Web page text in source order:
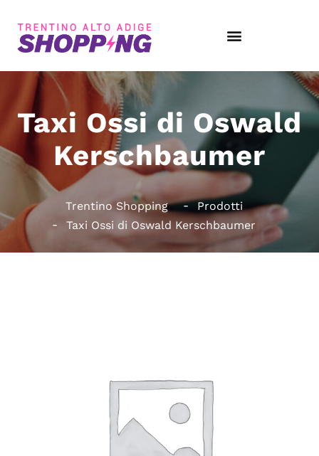
Taxi Ossi di Oswald
Kerschbaumer
Trentino Shopping
Prodotti
Taxi Ossi di Oswald Kerschbaumer